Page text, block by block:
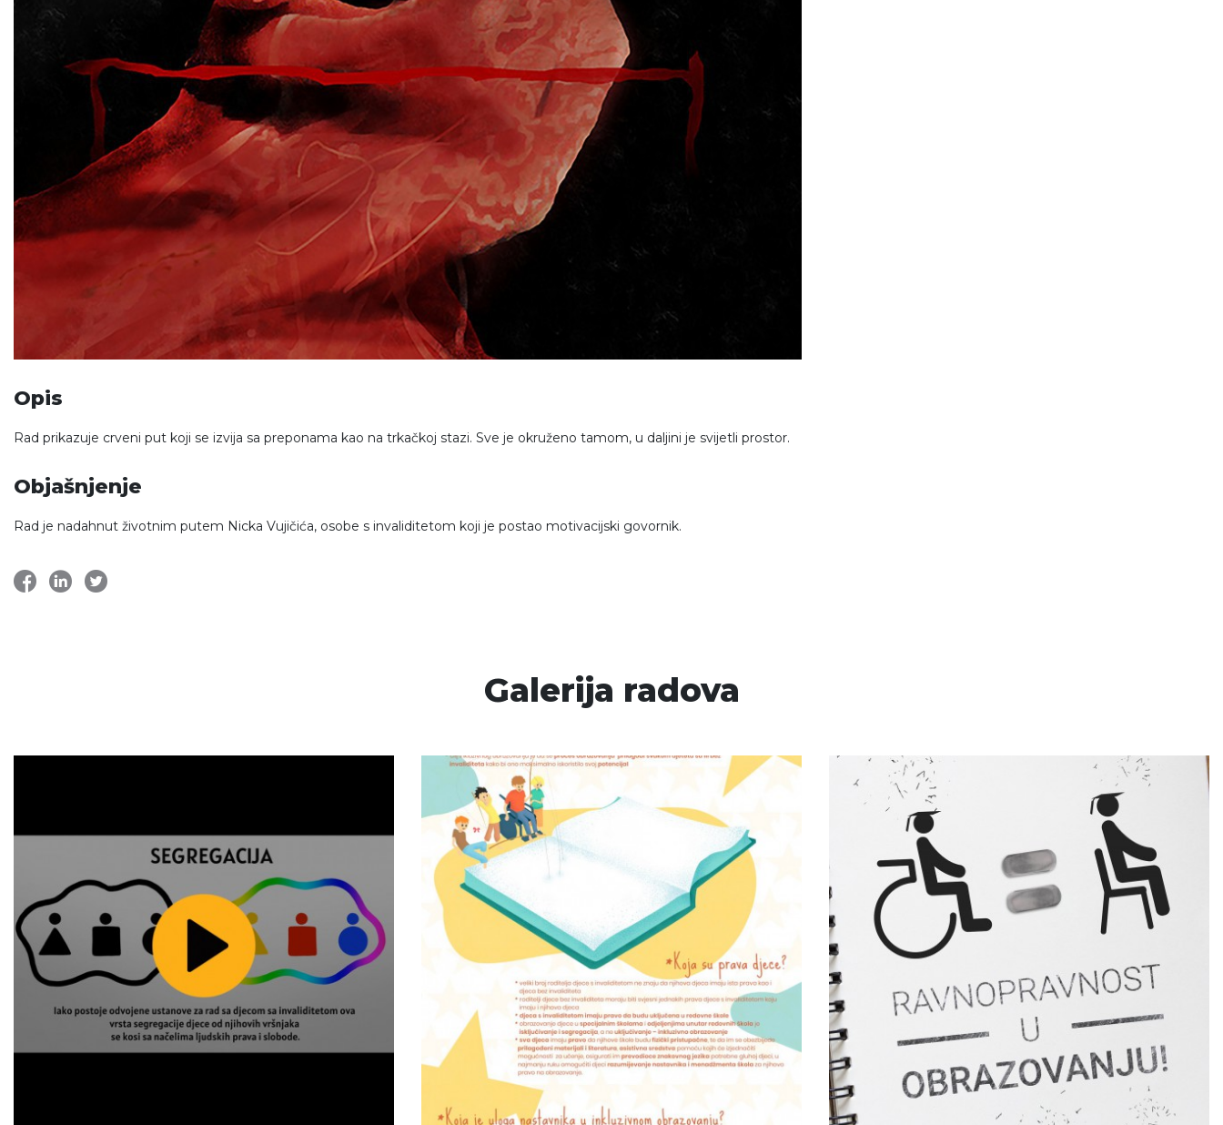
Opis
Rad prikazuje crveni put koji se izvija sa preponama kao na trkačkoj stazi. Sve je okruženo tamom, u daljini je svijetli prostor.
Objašnjenje
Rad je nadahnut životnim putem Nicka Vujičića, osobe s invaliditetom koji je postao motivacijski govornik.
Galerija radova